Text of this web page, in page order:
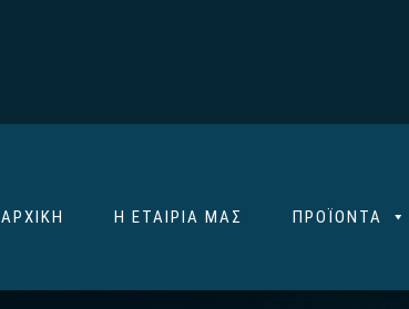
ΑΡΧΙΚΉ Η ΕΤΑΙΡΊΑ ΜΑΣ ΠΡΟΪΌΝΤΑ